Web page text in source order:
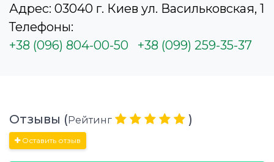
Адрес: 03040 г. Киев ул. Васильковская, 1
Телефоны:
+38 (096) 804-00-50
+38 (099) 259-35-37
Отзывы (Рейтинг )
Оставить отзыв